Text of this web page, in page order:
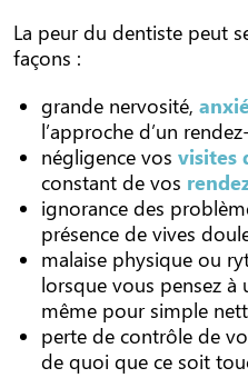
La peur du dentiste peut
façons :
grande nervosité,
l’approche d’un
négligence vos visites
constant de vos
ignorance des
présence de vives
malaise physique ou
lorsque vous pensez à
même pour simple
perte de contrôle de
de quoi que ce soit